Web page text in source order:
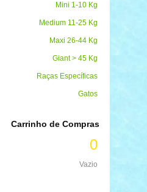
Mini 1-10 Kg
Medium 11-25 Kg
Maxi 26-44 Kg
Giant > 45 Kg
Raças Específicas
Gatos
Carrinho de Compras
0
Vazio